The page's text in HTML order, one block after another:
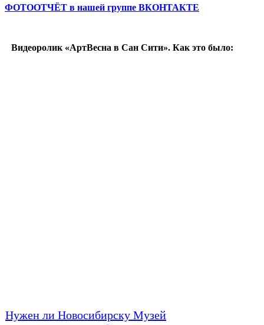
ФОТООТЧЁТ в нашей группе ВКОНТАКТЕ
Видеоролик «АртВесна в Сан Сити». Как это было:
Нужен ли Новосибирску Музей